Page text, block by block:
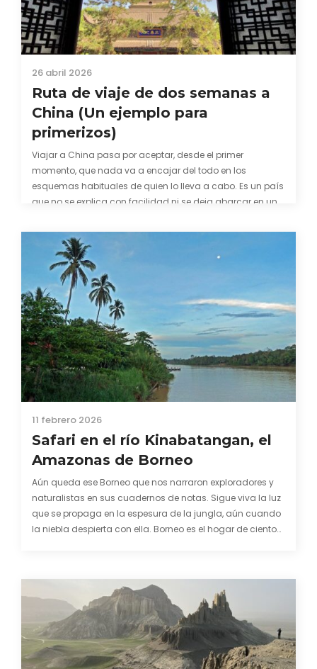
26 abril 2026
Ruta de viaje de dos semanas a
China (Un ejemplo para
primerizos)
Viajar a China pasa por aceptar, desde el primer
momento, que nada va a encajar del todo en los
esquemas habituales de quien lo lleva a cabo. Es un país
que no se explica con facilidad ni se deja abarcar en una
11 febrero 2026
Safari en el río Kinabatangan, el
Amazonas de Borneo
Aún queda ese Borneo que nos narraron exploradores y
naturalistas en sus cuadernos de notas. Sigue viva la luz
que se propaga en la espesura de la jungla, aún cuando
la niebla despierta con ella. Borneo es el hogar de cientos